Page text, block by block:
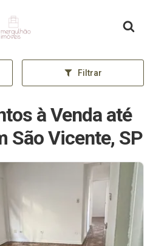
Página inicial
Filtrar
à Venda até
São Vicente, SP